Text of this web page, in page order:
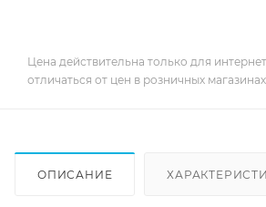
Цена действительна только для
отличаться от цен в розничных магазинах
ОПИСАНИЕ